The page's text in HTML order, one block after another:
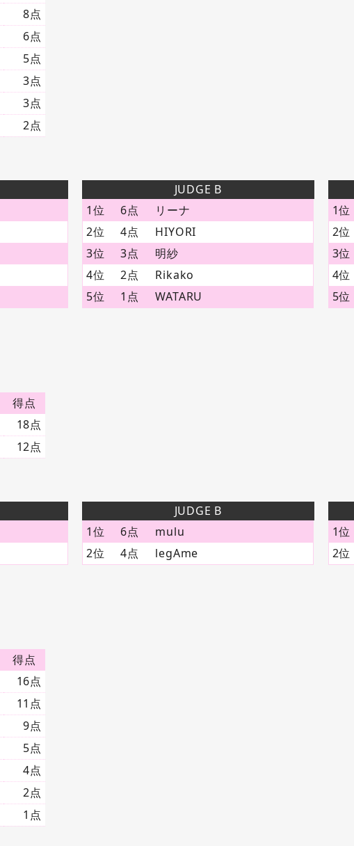
8点
6点
5点
3点
3点
2点
JUDGE B
1位
6点
リーナ
2位
4点
HIYORI
3位
3点
明紗
4位
2点
Rikako
5位
1点 WATARU
1位
2位
3位
4位
5位
得点
18点
12点
JUDGE B
1位
6点
mulu
2位
4点 legAme
1位
2位
得点
16点
11点
9点
5点
4点
2点
1点